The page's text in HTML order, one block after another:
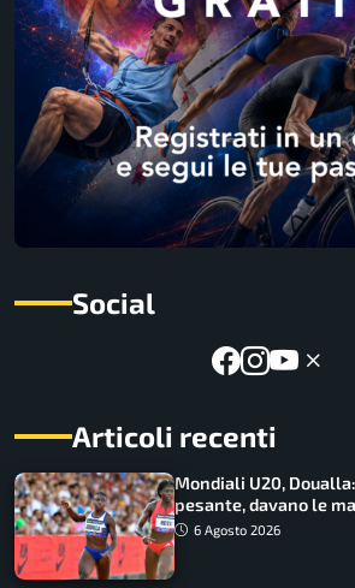
Social
Articoli recenti
Mondiali U20, Doualla:
pesante, davano le
Non ho nulla da
6 Agosto 2026